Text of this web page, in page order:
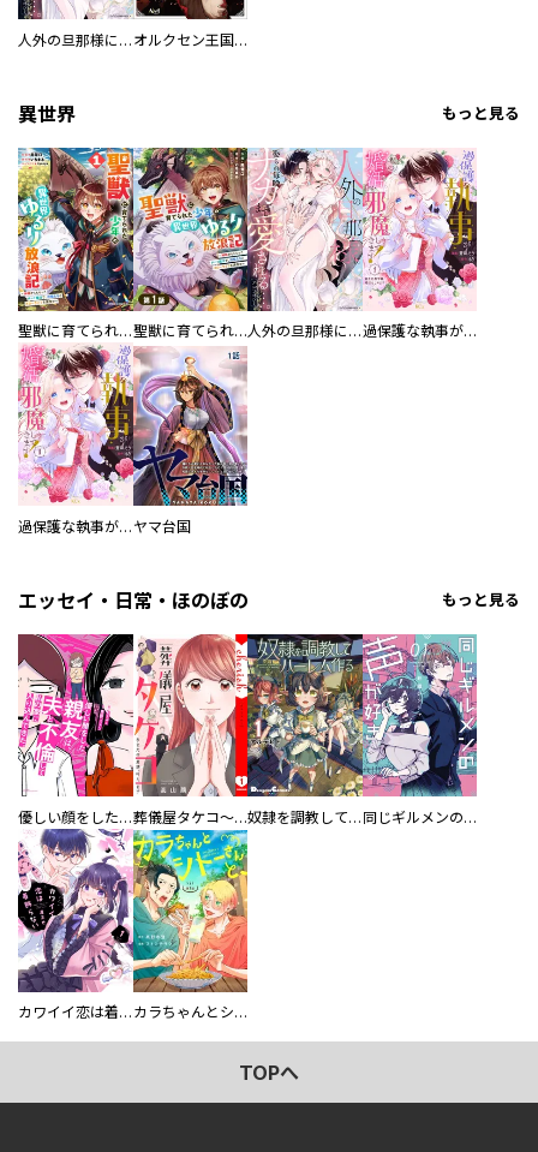
人外の旦那様に娶られ毎晩ナカまで愛される…。アンソロジー オルクセン王国史
異世界 もっと見る
聖獣に育てられた少年の異世界ゆるり放浪記～神様からもらったチート魔法で、仲間たちとスローライフを満喫中～ 聖獣に育てられた少年の異世界ゆるり放浪記～神様からもらったチート魔法で、仲間たちとスローライフを満喫中～【分冊版】 人外の旦那様に娶られ毎晩ナカまで愛される…。アンソロジー 過保護な執事が私の婚活を邪魔してきます！ 分冊版
過保護な執事が私の婚活を邪魔してきます！ ヤマ台国
エッセイ・日常・ほのぼの もっと見る
優しい顔をした親友は、夫と不倫して私の家に入り込んできた。 葬儀屋タケコ～あなたの最期、叶えます【電子単行本版】 奴隷を調教してハーレム作る 同じギルメンの声が好き
カワイイ恋は着飾らない カラちゃんとシトーさんと、 【分冊版】
TOPへ